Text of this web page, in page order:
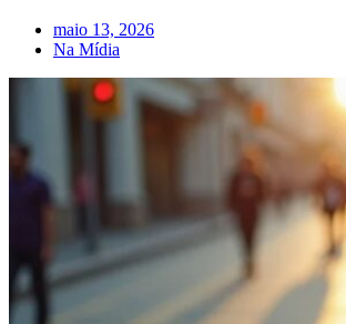
maio 13, 2026
Na Mídia